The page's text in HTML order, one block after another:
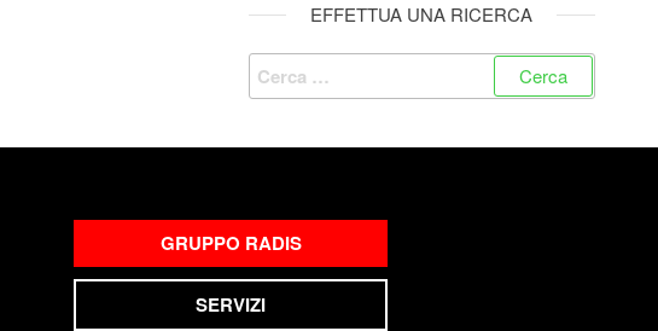
EFFETTUA UNA RICERCA
GRUPPO RADIS
SERVIZI